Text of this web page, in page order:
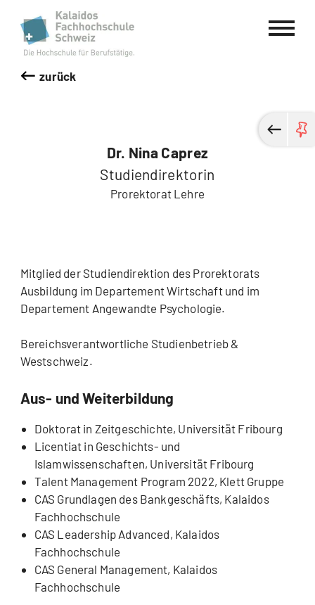
Kalaidos Fachhochschule Schweiz
zurück
Dr. Nina Caprez
Studiendirektorin
Prorektorat Lehre
Mitglied der Studiendirektion des Prorektorats
Ausbildung im Departement Wirtschaft und im
Departement Angewandte Psychologie.
Bereichsverantwortliche Studienbetrieb &
Westschweiz.
Aus- und Weiterbildung
Doktorat in Zeitgeschichte, Universität Fribourg
Licentiat in Geschichts- und
Islamwissenschaften, Universität Fribourg
Talent Management Program 2022, Klett Gruppe
CAS Grundlagen des Bankgeschäfts, Kalaidos
Fachhochschule
CAS Leadership Advanced, Kalaidos
Fachhochschule
CAS General Management, Kalaidos
Fachhochschule